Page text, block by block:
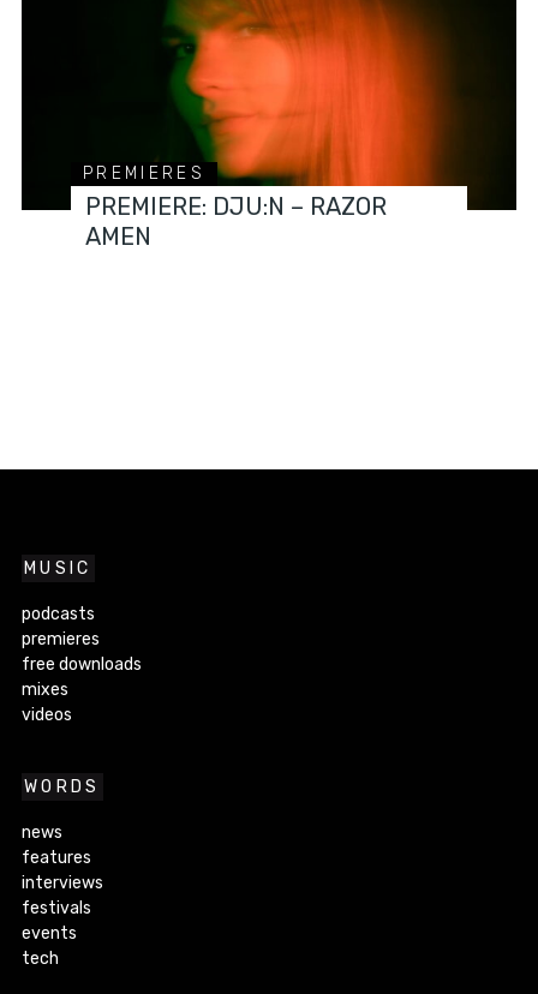
PREMIERES
PREMIERE: DJU:N – RAZOR
AMEN
MUSIC
podcasts
premieres
free downloads
mixes
videos
WORDS
news
features
interviews
festivals
events
tech